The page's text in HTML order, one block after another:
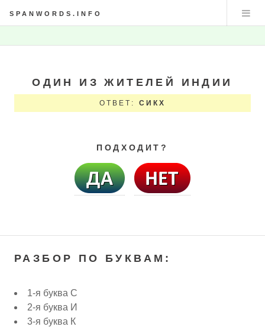
SPANWORDS.INFO
ОДИН ИЗ ЖИТЕЛЕЙ ИНДИИ
ОТВЕТ: СИКХ
ПОДХОДИТ?
РАЗБОР ПО БУКВАМ:
1-я буква С
2-я буква И
3-я буква К